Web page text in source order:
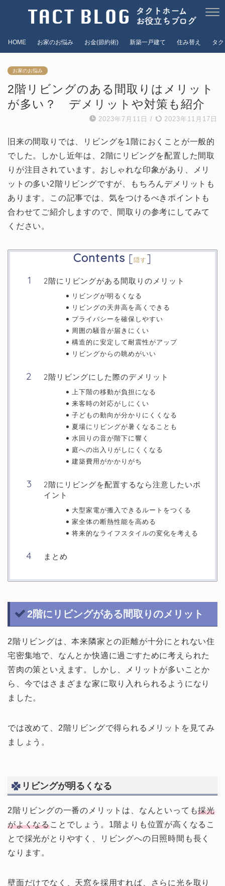
HOME お家のお悩み お金(節約術) 新築一戸建て 住み替え タ
お家のお悩み
2階リビングのある間取りはメリット
が多い？ デメリットや対策も紹介
2023年7月11日 / 2023年11月17日
旧来の間取りでは、リビングを1階におくことが一般的
でした。しかし近年は、2階にリビングを配置した間取
りが注目されています。おしゃれな印象があり、メリ
ットの多い2階リビングですが、もちろんデメリットも
あります。この記事では、気をつけるべきポイントも
合わせてご紹介しますので、間取りの参考にしてみて
ください。
Contents [隠す ]
2階にリビングがある間取りのメリット
リビングが明るくなる
リビングの天井高を高くできる
プライバシーを確保しやすい
周囲の騒音が届きにくい
構造的に安定して耐震性がアップ
リビングからの眺めがいい
2階リビングにした際のデメリット
上下階の移動が負担になる
来客時の対応がしにくい
子どもの動向が分かりにくくなる
夏場にリビングが暑くなることも
水回りの音が階下に響く
庭への出入りがしにくくなる
建築費用がかかりがち
2階にリビングを配置するなら注意したいポ
イント
大型家電が搬入できるルートをつくる
家全体の断熱性能を高める
将来的なライフスタイルの変化を考える
まとめ
2階にリビングがある間取りのメリット
2階リビングは、本来隣家との距離が十分にとれない住
宅密集地で、なんとか快適に過ごすために考えられた
苦肉の策といえます。しかし、メリットが多いことか
ら、今ではさまざまな家に取り入れられるようになり
ました。
では改めて、2階リビングで得られるメリットを見てみ
ましょう。
リビングが明るくなる
2階リビングの一番のメリットは、なんといっても採光
がよくなることでしょう。1階よりも位置が高くなるこ
とで採光がとりやすく、リビングへの日照時間も長く
なります。
壁面だけでなく、天窓を採用すれば、さらに光を取り